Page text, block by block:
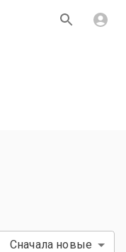
Сначала новые